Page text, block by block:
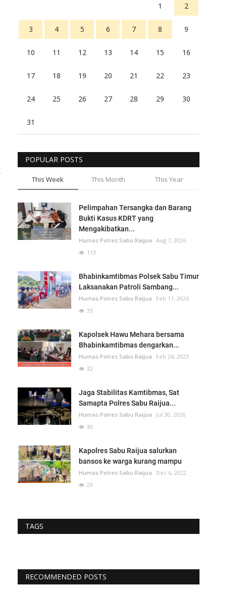
1 2
3 4 5 6 7 8 9
10 11 12 13 14 15 16
17 18 19 20 21 22 23
24 25 26 27 28 29 30
31
POPULAR POSTS
This Week This Month This Year
Pelimpahan Tersangka dan Barang
Bukti Kasus KDRT yang
Mengakibatkan...
Humas Polres Sabu Raijua Aug 7, 2026
113
Bhabinkamtibmas Polsek Sabu Timur
Laksanakan Patroli Sambang...
Humas Polres Sabu Raijua
Feb 11, 2026
35
Kapolsek Hawu Mehara bersama
Bhabinkamtibmas dengarkan...
Humas Polres Sabu Raijua
Feb 24, 2023
32
Jaga Stabilitas Kamtibmas, Sat
Samapta Polres Sabu Raijua...
Humas Polres Sabu Raijua
Jul 30, 2026
30
Kapolres Sabu Raijua salurkan
bansos ke warga kurang mampu
Humas Polres Sabu Raijua
Dec 6, 2022
29
TAGS
RECOMMENDED POSTS